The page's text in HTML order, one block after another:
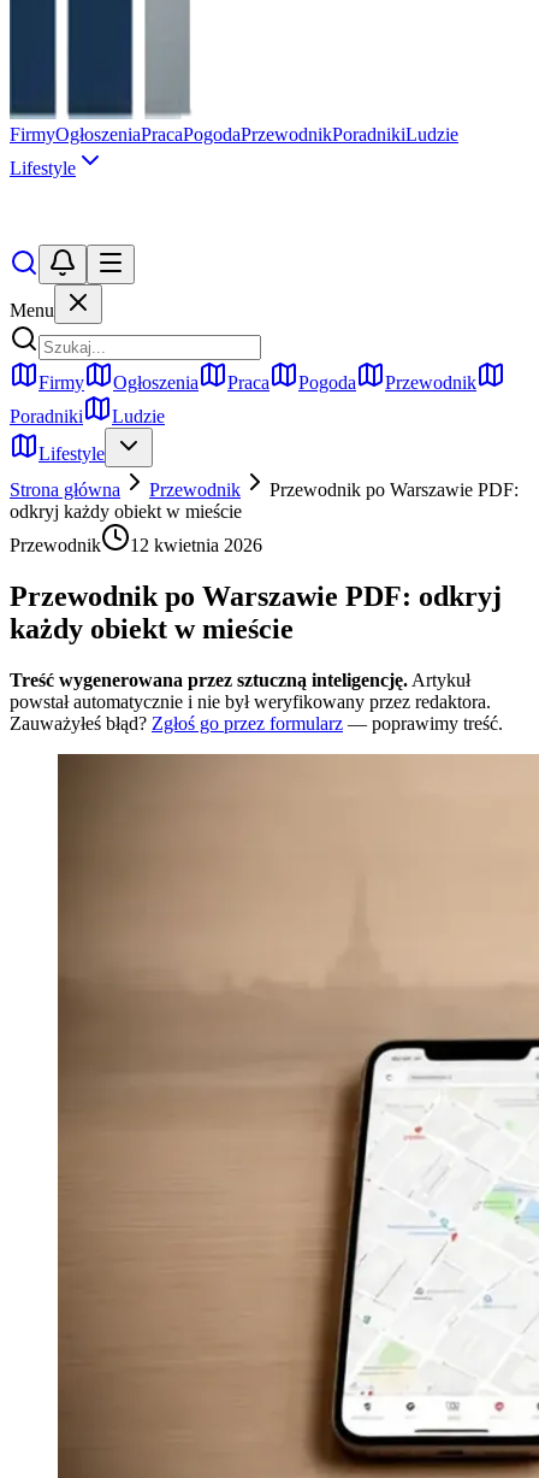
FirmyOgłoszeniaPracaPogodaPrzewodnikPoradnikiLudzie
Lifestyle
Menu
Firmy Ogłoszenia Praca Pogoda
Przewodnik
Poradniki
Ludzie
Lifestyle
Strona główna
Przewodnik
Przewodnik po Warszawie PDF:
odkryj każdy obiekt w mieście
Przewodnik
12 kwietnia 2026
Przewodnik po Warszawie PDF: odkryj
każdy obiekt w mieście
Treść wygenerowana przez sztuczną inteligencję. Artykuł
powstał automatycznie i nie był weryfikowany przez redaktora.
Zauważyłeś błąd? Zgłoś go przez formularz — poprawimy treść.